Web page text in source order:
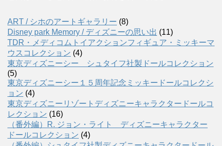
ART / シホのアートギャラリー (8)
Disney park Memory / ディズニーの思い出 (11)
TDR・メディコムトイアクションフィギュア・ミッキーマ
ウスコレクション (4)
東京ディズニーシー シュタイフ社製ドールコレクション
(5)
東京ディズニーシー１５周年記念ミッキードールコレクシ
ョン (4)
東京ディズニーリゾートディズニーキャラクタードールコ
レクション (16)
（番外編）R. ジョン・ライト ディズニーキャラクター
ドールコレクション (4)